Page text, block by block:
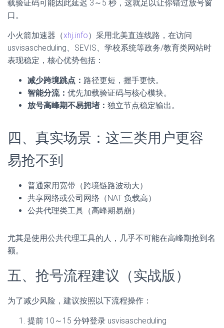
载验证码可能因此延迟 3～5 秒，这就足以让你错过放号窗
口。
小火箭加速器（xhj.info）采用北美直连线路，在访问
usvisascheduling、SEVIS、学校系统等政务/教育类网站时
表现稳定，核心优势包括：
减少跨境跳点： 路径更短，握手更快。
智能分流： 优先加载验证码与核心模块。
放号高峰期不易拥堵： 独立节点稳定输出。
四、真实场景：这三类用户更容
易抢不到
普通家用宽带（跨境链路波动大）
共享网络或公司网络（NAT 负载高）
公共代理类工具（高峰期易崩）
尤其是使用公共代理工具的人，几乎不可能在高峰期抢到名
额。
五、抢号流程建议（实战版）
为了减少风险，建议按照以下流程操作：
提前 10～15 分钟登录 usvisascheduling